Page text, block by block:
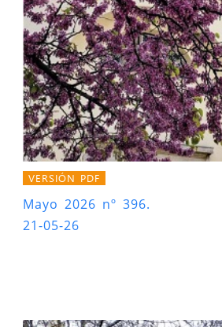
VERSIÓN PDF
Mayo 2026 nº 396.
21-05-26